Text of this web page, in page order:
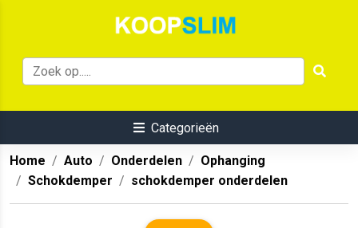
Categorieën
Home Auto Onderdelen
Ophanging
Schokdemper
schokdemper onderdelen